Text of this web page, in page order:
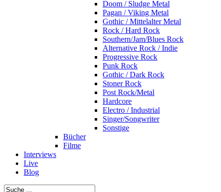
Doom / Sludge Metal
Pagan / Viking Metal
Gothic / Mittelalter Metal
Rock / Hard Rock
Southern/Jam/Blues Rock
Alternative Rock / Indie
Progressive Rock
Punk Rock
Gothic / Dark Rock
Stoner Rock
Post Rock/Metal
Hardcore
Electro / Industrial
Singer/Songwriter
Sonstige
Bücher
Filme
Interviews
Live
Blog